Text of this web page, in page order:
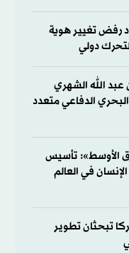
رفض تغيير هوية
دولي
عبد الله الشهري
الدفاعي متعدد
الأوسط»: تأسيس
في العالم
تبحثان تطوير